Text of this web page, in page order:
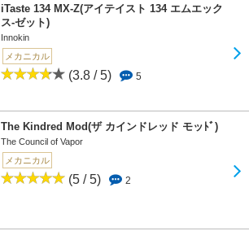
iTaste 134 MX-Z(アイテイスト 134 エムエック
ス-ゼット)
Innokin
メカニカル
(3.8 / 5) 5
The Kindred Mod(ザ カインドレッド モッﾄﾞ)
The Council of Vapor
メカニカル
(5 / 5) 2